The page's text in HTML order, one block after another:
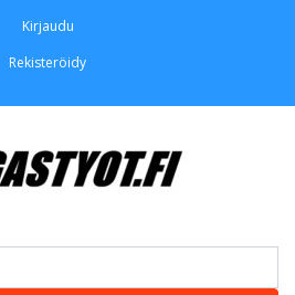
Kirjaudu
Rekisteröidy